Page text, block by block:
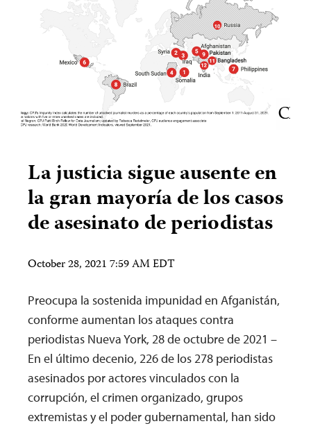
La justicia sigue ausente en
la gran mayoría de los casos
de asesinato de periodistas
October 28, 2021 7:59 AM EDT
Preocupa la sostenida impunidad en Afganistán,
conforme aumentan los ataques contra
periodistas Nueva York, 28 de octubre de 2021 –
En el último decenio, 226 de los 278 periodistas
asesinados por actores vinculados con la
corrupción, el crimen organizado, grupos
extremistas y el poder gubernamental, han sido